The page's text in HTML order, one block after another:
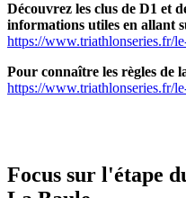
Découvrez les clus de D1 et
informations utiles en allant
https://www.triathlonseries.fr/
Pour connaître les règles de
https://www.triathlonseries.fr/
Focus sur l'étape